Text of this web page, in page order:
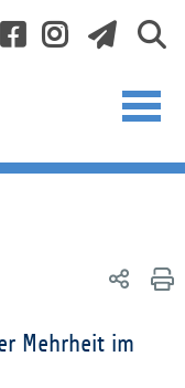
Mehrheit im